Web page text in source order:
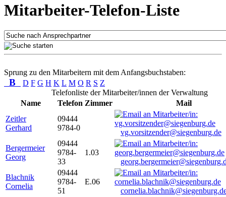
Mitarbeiter-Telefon-Liste
Sprung zu den Mitarbeitern mit dem Anfangsbuchstaben:
B D F G H K L M O R S Z
Telefonliste der Mitarbeiter/innen der Verwaltung
Name
Telefon Zimmer
Mail
Zeitler
Gerhard
09444
9784-0
vg.vorsitzender@siegenburg.de
Bergermeier
Georg
09444
9784-
33
1.03
Blachnik
Cornelia
09444
9784-
51
E.06